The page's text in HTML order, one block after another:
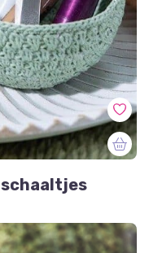
schaaltjes